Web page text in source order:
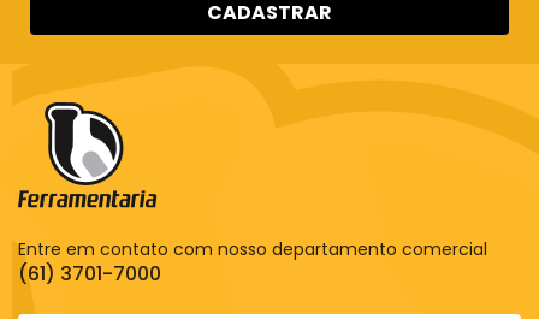
CADASTRAR
Entre em contato com nosso departamento comercial
(61) 3701-7000